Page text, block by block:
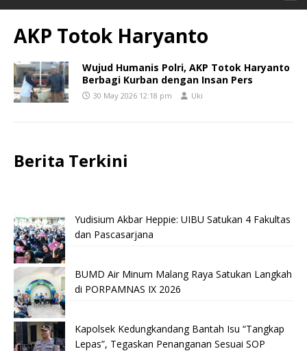
AKP Totok Haryanto
Wujud Humanis Polri, AKP Totok Haryanto
Berbagi Kurban dengan Insan Pers
30 May 2026 12:18 pm Uki
Berita Terkini
Yudisium Akbar Heppie: UIBU Satukan 4 Fakultas
dan Pascasarjana
BUMD Air Minum Malang Raya Satukan Langkah
di PORPAMNAS IX 2026
Kapolsek Kedungkandang Bantah Isu “Tangkap
Lepas”, Tegaskan Penanganan Sesuai SOP